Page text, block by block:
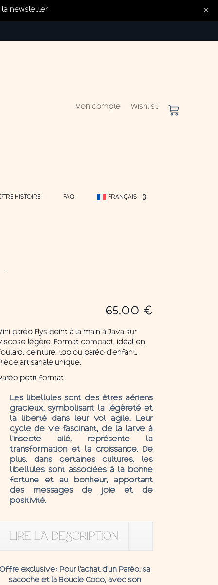
Mon compte Wishlist
HISTOIRE FAQ FRANÇAIS
65,00 €
paréo Flys peint à la main à Java sur
légère. Format compact, idéal en
ceinture, top ou paréo d’enfant.
artisanale unique.
petit format
Les libellules sont des êtres aériens
gracieux, symbolisant la légèreté et
la liberté dans leur vol agile. Leur
cycle de vie fascinant, de la larve à
l’insecte ailé, représente la
transformation et la croissance. De
plus, dans certaines cultures, les
libellules sont associées à la bonne
fortune et au bonheur, apportant
des messages de joie et de
positivité.
LIRE LA DESCRIPTION
Offre exclusive: Pour l’achat d’un Paréo, sa
sacoche et la Boucle Coco, avec son
la newsletter ×